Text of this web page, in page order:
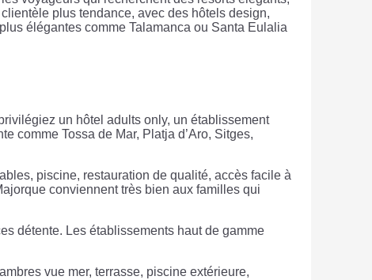
plus tendance, avec des hôtels design,
élégantes comme Talamanca ou Santa Eulalia
un hôtel adults only, un établissement
comme Tossa de Mar, Platja d’Aro, Sitges,
piscine, restauration de qualité, accès facile à
conviennent très bien aux familles qui
détente. Les établissements haut de gamme
vue mer, terrasse, piscine extérieure,